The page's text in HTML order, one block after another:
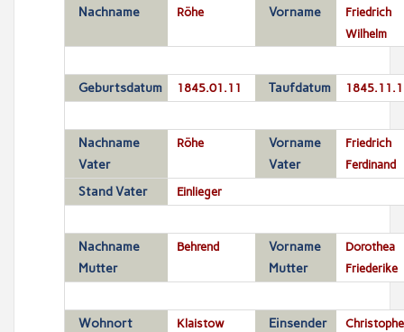
Nachname Röhe Vorname
Friedrich
Wilhelm
Geburtsdatum 1845.01.11 Taufdatum
Nachname
Vater
Röhe
Vorname
Vater
Friedrich
Ferdinand
Stand Vater Einlieger
Nachname
Mutter
Behrend
Vorname
Mutter
Dorothea
Friederike
Wohnort Klaistow Einsender